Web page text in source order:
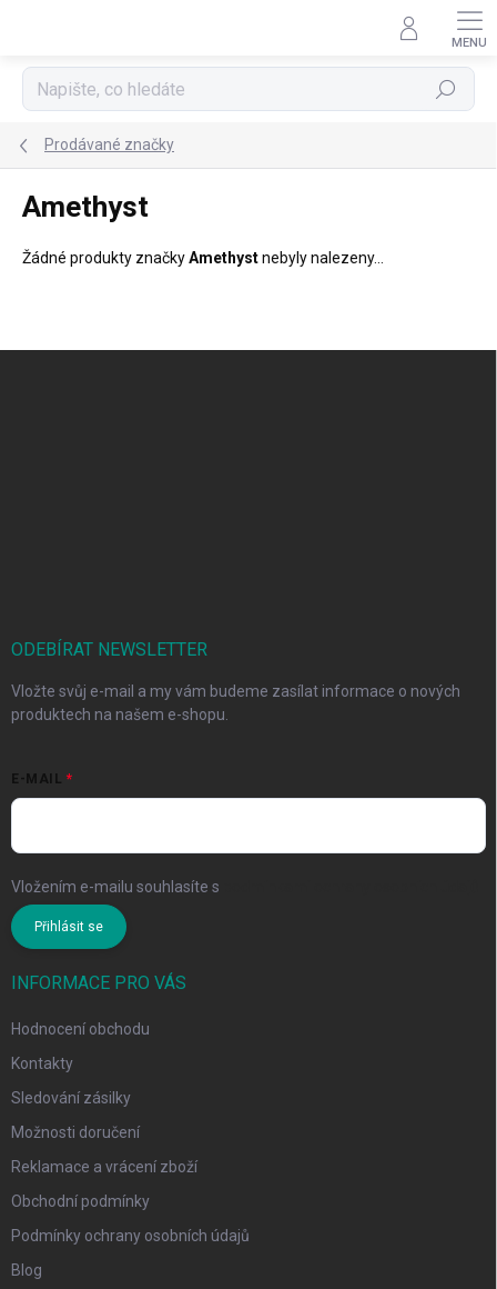
Hledat
Prodávané značky
Amethyst
Žádné produkty značkyAmethystnebyly nalezeny...
ODEBÍRAT NEWSLETTER
Vložte svůj e-mail a my vám budeme zasílat informace o nových
produktech na našem e-shopu.
E-MAIL
Vložením e-mailu souhlasíte s
Přihlásit se
INFORMACE PRO VÁS
Hodnocení obchodu
Kontakty
Sledování zásilky
Možnosti doručení
Reklamace a vrácení zboží
Obchodní podmínky
Podmínky ochrany osobních údajů
Blog